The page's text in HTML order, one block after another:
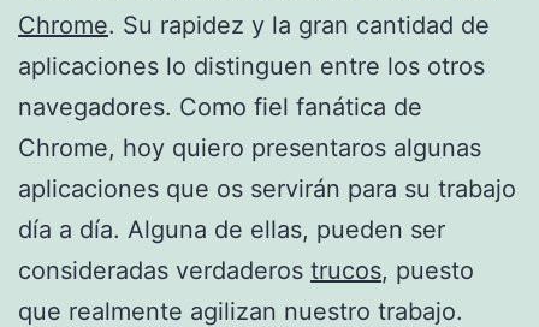
Chrome. Su rapidez y la gran cantidad de
aplicaciones lo distinguen entre los otros
navegadores. Como fiel fanática de
Chrome, hoy quiero presentaros algunas
aplicaciones que os servirán para su trabajo
día a día. Alguna de ellas, pueden ser
consideradas verdaderos trucos, puesto
que realmente agilizan nuestro trabajo.